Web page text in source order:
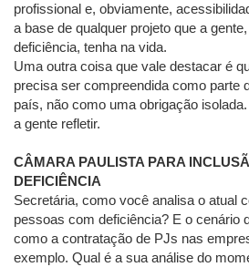
profissional e, obviamente,
a base de qualquer projeto que a
deficiência, tenha na vida.
Uma outra coisa que vale destacar é
precisa ser compreendida como parte
país, não como uma obrigação
a gente refletir.
CÂMARA PAULISTA PARA
DEFICIÊNCIA
Secretária, como você analisa o atual
pessoas com deficiência? E o cenário
como a contratação de PJs nas
exemplo. Qual é a sua análise do